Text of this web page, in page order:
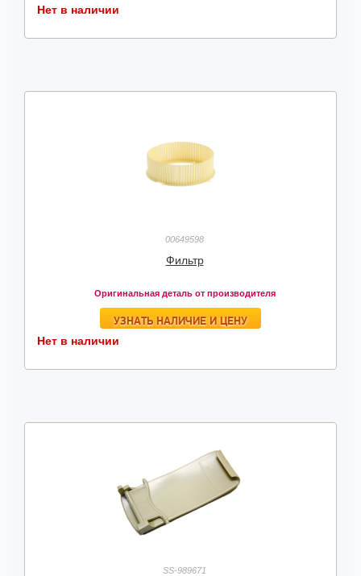
Нет в наличии
00649598
Фильтр
Оригинальная деталь от производителя
УЗНАТЬ НАЛИЧИЕ И ЦЕНУ
Нет в наличии
SS-989671